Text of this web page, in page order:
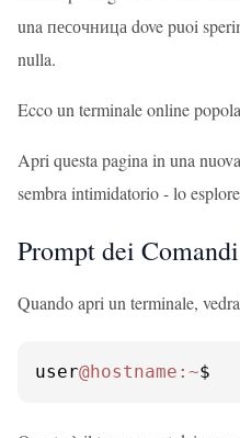
una песочница dove puoi
nulla.
Ecco un terminale online
Apri questa pagina in una
sembra intimidatorio - lo
Prompt dei
Quando apri un terminale,
user@hostname :~$